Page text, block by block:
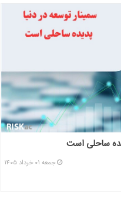
ساحلی است
جمعه ۰۱ خرداد ۱۴۰۵